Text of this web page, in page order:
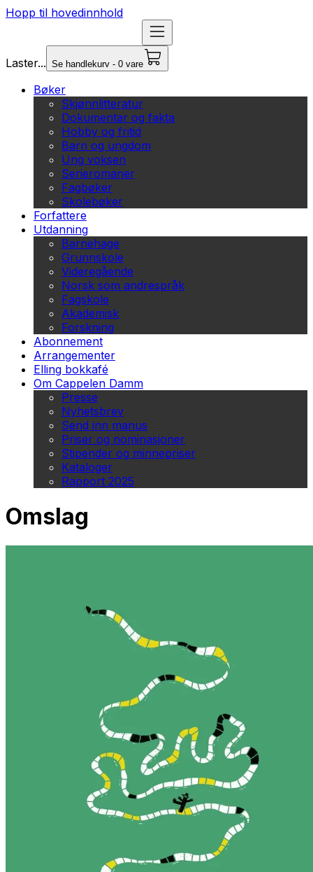
Hopp til hovedinnhold
Laster... Se handlekurv - 0 vare
Bøker
Skjønnlitteratur
Dokumentar og fakta
Hobby og fritid
Barn og ungdom
Ung voksen
Serieromaner
Fagbøker
Skolebøker
Forfattere
Utdanning
Barnehage
Grunnskole
Videregående
Norsk som andrespråk
Fagskole
Akademisk
Forskning
Abonnement
Arrangementer
Elling bokkafé
Om Cappelen Damm
Presse
Nyhetsbrev
Send inn manus
Priser og nominasjoner
Stipender og minnepriser
Kataloger
Rapport 2025
Omslag